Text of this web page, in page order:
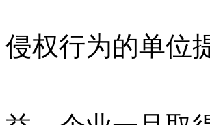
侵权行为的单位